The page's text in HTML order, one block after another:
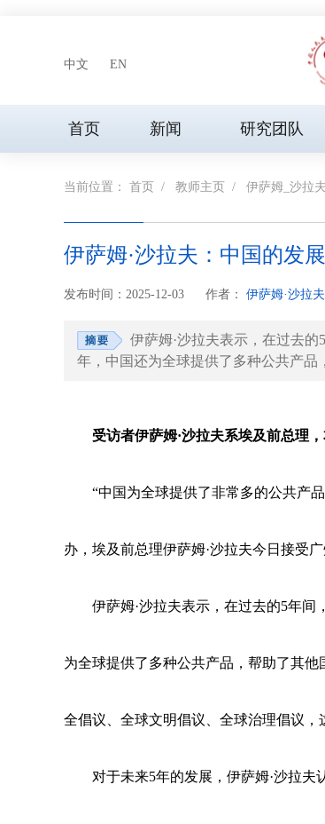
中文 EN
首页 新闻 研究团队
当前位置： 首页 / 教师主页 / 伊萨姆_沙拉
伊萨姆·沙拉夫：中国的发
发布时间：2025-12-03 作者： 伊萨姆·沙拉夫
伊萨姆·沙拉夫表示，在过去
年，中国还为全球提供了多种公共产品
受访者伊萨姆·沙拉夫系埃及前总理
“中国为全球提供了非常多的公共产
办，埃及前总理伊萨姆·沙拉夫今日接受
伊萨姆·沙拉夫表示，在过去的5年
为全球提供了多种公共产品，帮助了其
全倡议、全球文明倡议、全球治理倡议，
对于未来5年的发展，伊萨姆·沙拉